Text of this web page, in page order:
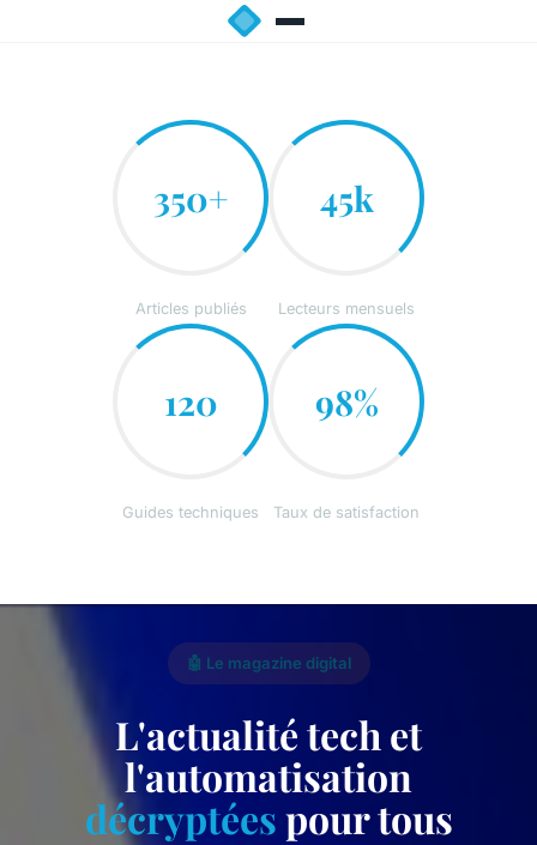
350+
Articles publiés
45k
Lecteurs mensuels
120
Guides techniques
98%
Taux de satisfaction
🤖 Le magazine digital
L'actualité tech et
l'automatisation
décryptéespour tous